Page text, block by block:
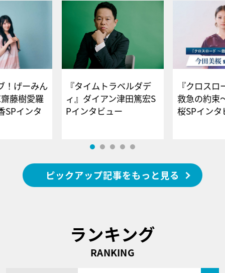
！げーみん
藤樹愛羅
SPインタ
『タイムトラベルダデ
ィ』ダイアン津田篤宏S
Pインタビュー
『クロス
救急の約束
桜SPイ
ピックアップ記事をもっと見る
ランキング
RANKING